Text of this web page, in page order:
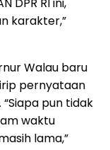
karakter,”
Walau baru
pernyataan
pun tidak
waktu
lama,”